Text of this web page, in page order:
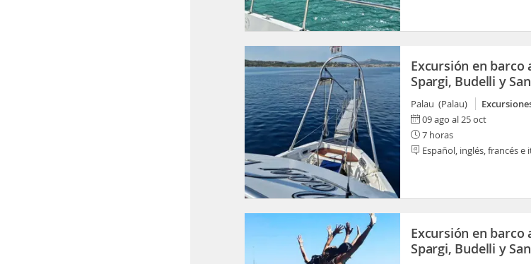
Excursión en barco
Spargi, Budelli y
Palau (Palau)
09 ago al 25 oct
7 horas
Español, inglés, francés e
Excursión en barco
Spargi, Budelli y